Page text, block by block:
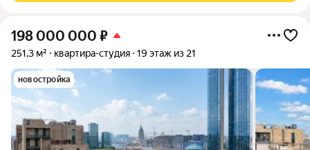
198 000 000 ₽
251,3 м² квартира-студия 19 этаж из 21
новостройка